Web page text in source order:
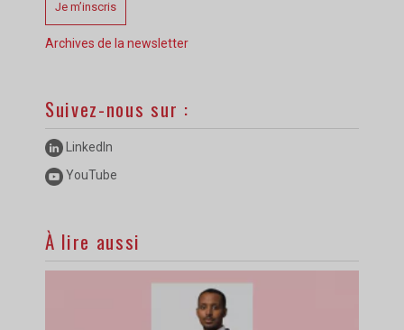
Je m’inscris
Archives de la newsletter
Suivez-nous sur :
LinkedIn
YouTube
À lire aussi